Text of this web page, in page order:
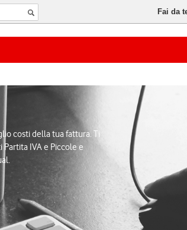
Fai da
costi della tua fattura. Ti
IVA e Piccole e